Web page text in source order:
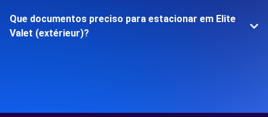
Que documentos preciso para estacionar em Elite
Valet (extérieur)?